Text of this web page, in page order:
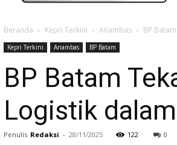
Beranda Kepri Terkini Anambas BP
Kepri Terkini Anambas BP Batam
BP Batam
Logistik
Penulis Redaksi - 28/11/2025 122 0